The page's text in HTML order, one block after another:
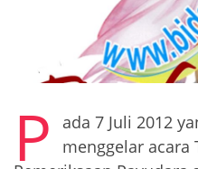
P
ada 7 Juli 2012
menggelar acara